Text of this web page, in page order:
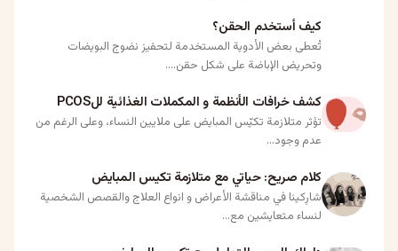
كيف أستخدم الحقن؟
تُعطى بعض الأدوية المستخدمة لتحفيز نضوج البويضات
وتحريض الإباضة على شكل حقن....
كشف خرافات الأنظمة و المكملات الغذائية للPCOS
تؤثر متلازمة تكيّس المبايض على ملايين النساء، وعلى الرغم من
عدم وجود...
كلام صريح: حياتي مع متلازمة تكيس المبايض
شارِكينا في مناقشة الأعراض و انواع العلاج والقصص الشخصية
لنساء متعايشين مع...